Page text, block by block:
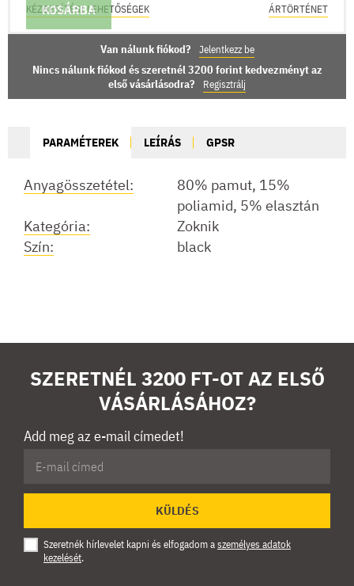
KOSÁRBA
KÉZBESÍTÉSI LEHETŐSÉGEK ÁRTÖRTÉNET
Van nálunk fiókod? Jelentkezz be
Nincs nálunk fiókod és szeretnél 3200 forint kedvezményt az
első vásárlásodra?
Regisztrálj
PARAMÉTEREK LEÍRÁS GPSR
Anyagösszetétel:
80% pamut, 15%
poliamid, 5% elasztán
Kategória:
Zoknik
Szín:
black
SZERETNÉL 3200 FT-OT AZ ELSŐ
VÁSÁRLÁSÁHOZ?
Add meg az e-mail címedet!
KÜLDÉS
Szeretnék hírlevelet kapni és elfogadom aszemélyes adatok
kezelését.